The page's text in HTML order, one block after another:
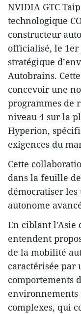
NVIDIA GTC
technologique
constructeur
officialisé, le
stratégique
Autobrains.
concevoir une
programmes de
niveau 4 sur la
Hyperion,
exigences du
Cette
dans la feuille
démocratiser
autonome
En ciblant l'Asie
entendent
de la mobilité
caractérisée par
comportements
complexes, qui